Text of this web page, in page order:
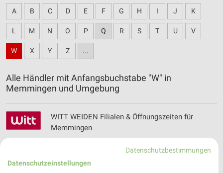
A B C D E F G H I J K
L M N O P Q R S T U V
W X Y Z ...
Alle Händler mit Anfangsbuchstabe "W" in
Memmingen und Umgebung
WITT WEIDEN Filialen & Öffnungszeiten für
Memmingen
Woolworth Prospekte & Aktionen für
Datenschutzbestimmungen
Datenschutzeinstellungen